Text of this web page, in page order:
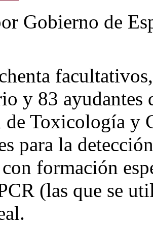
Gobierno de
y 83
Toxicología y
para la
formación
(las que se